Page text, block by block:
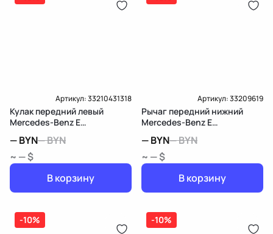
Артикул:33210431318
Кулак передний левый
Mercedes-Benz E
—BYN—BYN
~ — $
В корзину
Артикул:33209619
Рычаг передний нижний
Mercedes-Benz E
—BYN—BYN
~ — $
В корзину
-10% -10%